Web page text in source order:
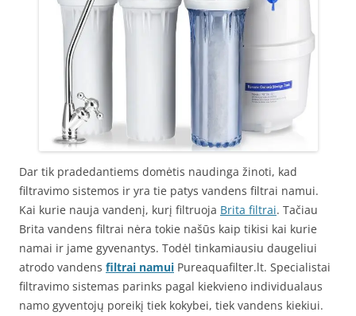
Dar tik pradedantiems domėtis naudinga žinoti, kad
filtravimo sistemos ir yra tie patys vandens filtrai namui.
Kai kurie nauja vandenį, kurį filtruoja Brita filtrai. Tačiau
Brita vandens filtrai nėra tokie našūs kaip tikisi kai kurie
namai ir jame gyvenantys. Todėl tinkamiausiu daugeliui
atrodo vandens filtrai namui Pureaquafilter.lt. Specialistai
filtravimo sistemas parinks pagal kiekvieno individualaus
namo gyventojų poreikį tiek kokybei, tiek vandens kiekiui.